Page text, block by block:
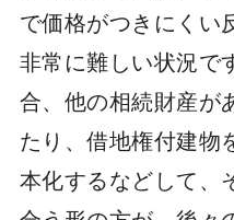
で価格がつきにくい
非常に難しい状況で
合、他の相続財産が
たり、借地権付建物
本化するなどして、